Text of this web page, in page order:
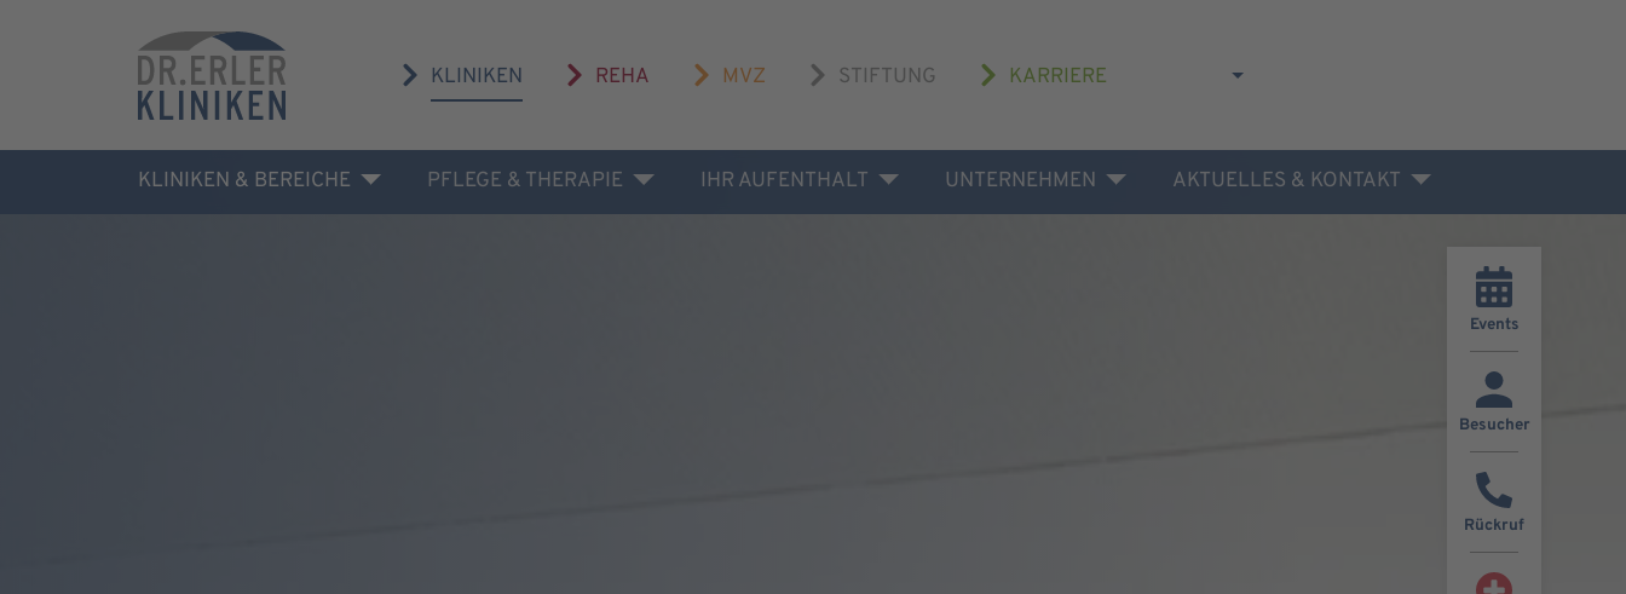
KLINIKEN REHA MVZ STIFTUNG KARRIERE
KLINIKEN & BEREICHE PFLEGE & THERAPIE IHR AUFENTHALT UNTERNEHMEN AKTUELLES & KONTAKT
Events
Besucher
Rückruf